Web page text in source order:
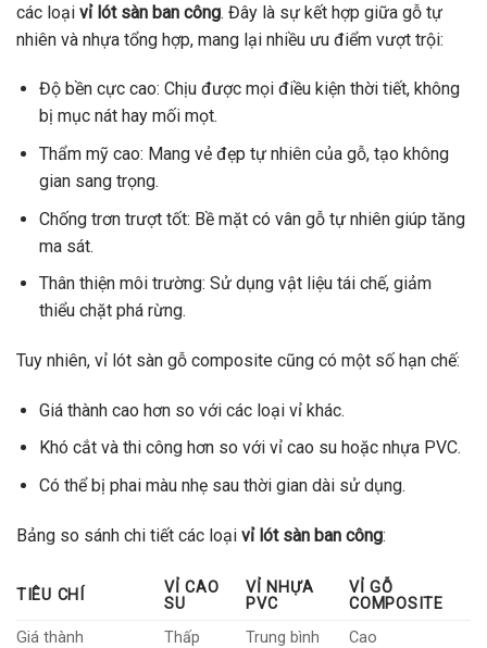
các loại vỉ lót sàn ban công. Đây là sự kết hợp giữa gỗ tự
nhiên và nhựa tổng hợp, mang lại nhiều ưu điểm vượt trội:
Độ bền cực cao: Chịu được mọi điều kiện thời tiết, không
bị mục nát hay mối mọt.
Thẩm mỹ cao: Mang vẻ đẹp tự nhiên của gỗ, tạo không
gian sang trọng.
Chống trơn trượt tốt: Bề mặt có vân gỗ tự nhiên giúp tăng
ma sát.
Thân thiện môi trường: Sử dụng vật liệu tái chế, giảm
thiểu chặt phá rừng.
Tuy nhiên, vỉ lót sàn gỗ composite cũng có một số hạn chế:
Giá thành cao hơn so với các loại vỉ khác.
Khó cắt và thi công hơn so với vỉ cao su hoặc nhựa PVC.
Có thể bị phai màu nhẹ sau thời gian dài sử dụng.
Bảng so sánh chi tiết các loại vỉ lót sàn ban công:
TIÊU CHÍ
VỈ CAO
SU
VỈ NHỰA
PVC
VỈ GỖ
COMPOSITE
Giá thành
Thấp Trung bình
Cao